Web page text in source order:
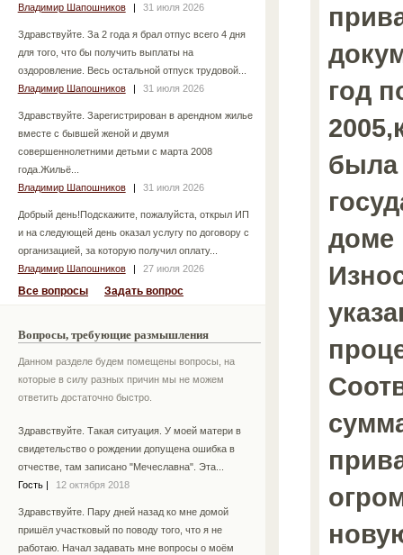
Владимир Шапошников
| 31 июля 2026
Здравствуйте. За 2 года я брал отпус всего 4 дня
для того, что бы получить выплаты на
оздоровление. Весь остальной отпуск трудовой...
Владимир Шапошников
| 31 июля 2026
Здравствуйте. Зарегистрирован в арендном жилье
вместе с бывшей женой и двумя
совершеннолетними детьми с марта 2008
года.Жильё...
Владимир Шапошников
| 31 июля 2026
Добрый день!Подскажите, пожалуйста, открыл ИП
и на следующей день оказал услугу по договору с
организацией, за которую получил оплату...
Владимир Шапошников
| 27 июля 2026
Все вопросы Задать вопрос
Вопросы, требующие размышления
Данном разделе будем помещены вопросы, на
которые в силу разных причин мы не можем
ответить достаточно быстро.
Здравствуйте. Такая ситуация. У моей матери в
свидетельство о рождении допущена ошибка в
отчестве, там записано "Мечеславна". Эта...
Гость
12 октября 2018
Здравствуйте. Пару дней назад ко мне домой
пришёл участковый по поводу того, что я не
работаю. Начал задавать мне вопросы о моём
год
была
доме